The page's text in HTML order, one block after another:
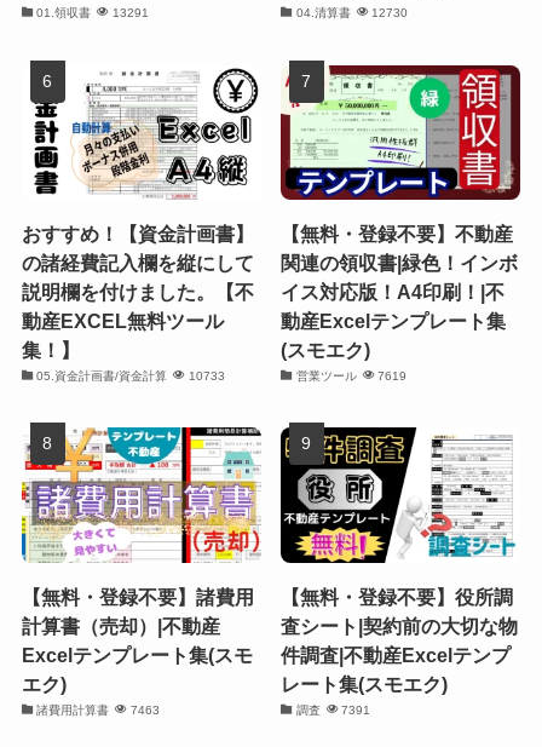
01.領収書 13291 04.清算書 12730
おすすめ！【資金計画書】
の諸経費記入欄を縦にして
説明欄を付けました。【不
動産EXCEL無料ツール
集！】
05.資金計画書/資金計算 10733
【無料・登録不要】不動産
関連の領収書|緑色！インボ
イス対応版！A4印刷！|不
動産Excelテンプレート集
(スモエク)
営業ツール 7619
【無料・登録不要】諸費用
計算書（売却）|不動産
Excelテンプレート集(スモ
エク)
諸費用計算書 7463
【無料・登録不要】役所調
査シート|契約前の大切な物
件調査|不動産Excelテンプ
レート集(スモエク)
調査 7391